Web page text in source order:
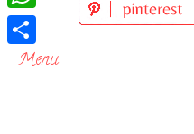
Menu
WhatsApp
Teilen